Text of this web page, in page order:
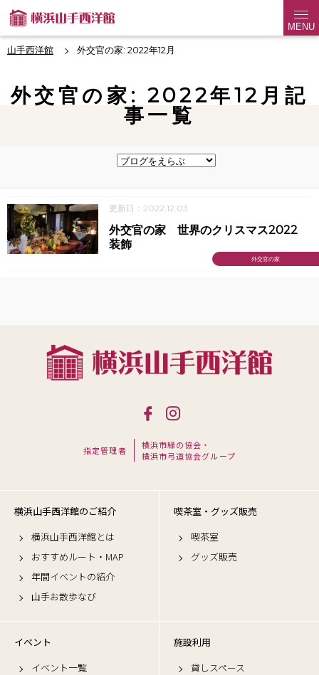
MENU
山手西洋館 外交官の家: 2022年12月
外交官の家: 2022年12月記
事一覧
更新日：2022.12.03
外交官の家
外交官の家 世界のクリスマス2022
装飾
指定管理者
横浜市緑の協会・
横浜市弓道協会グループ
横浜山手西洋館のご紹介
横浜山手西洋館とは
おすすめルート・MAP
年間イベントの紹介
山手お散歩なび
喫茶室・グッズ販売
喫茶室
グッズ販売
イベント
イベント一覧
施設利用
貸しスペース